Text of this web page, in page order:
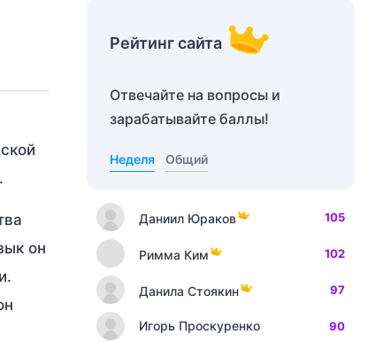
он
Рейтинг сайта
Отвечайте на вопросы и
зарабатывайте баллы!
Неделя Общий
Даниил Юраков 105
Римма Ким 102
Данила Стоякин 97
Игорь Проскуренко 90